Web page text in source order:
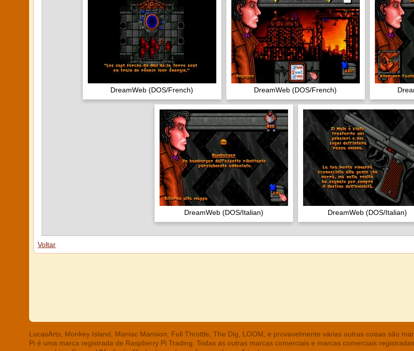
DreamWeb (DOS/French) DreamWeb (DOS/French)
DreamWeb (DOS/Italian) DreamWeb (DOS/Italian)
Voltar
LucasArts, Monkey Island, Maniac Mansion, Full Throttle, The Dig, LOOM, e provavelmente várias outras coisas são
Pi é uma marca registrada de Raspberry Pi Trading. Todas as outras marcas comerciais e marcas comerciais